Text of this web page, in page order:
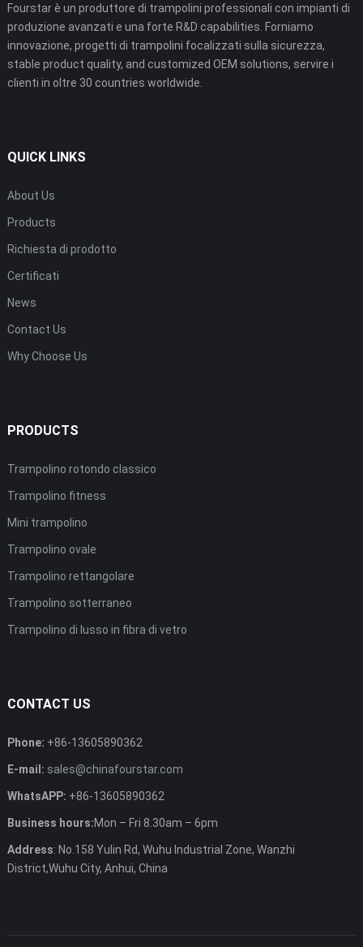
Fourstar è un produttore di trampolini professionali con impianti di
produzione avanzati e una forte R&D capabilities . Forniamo
innovazione, progetti di trampolini focalizzati sulla sicurezza,
stable product quality, and customized OEM solutions, servire i
clienti in oltre 30 countries worldwide
QUICK LINKS
About Us
Products
Richiesta di prodotto
Certificati
News
Contact Us
Why Choose Us
PRODUCTS
Trampolino rotondo classico
Trampolino fitness
Mini trampolino
Trampolino ovale
Trampolino rettangolare
Trampolino sotterraneo
Trampolino di lusso in fibra di vetro
CONTACT US
Phone: +86-13605890362
E-mail : sales@chinafourstar.com
WhatsAPP: +86-13605890362
Business hours:Mon – Fri 8.30am – 6pm
Address: No.158 Yulin Rd, Wuhu Industrial Zone, Wanzhi
District,Wuhu City, Anhui, China